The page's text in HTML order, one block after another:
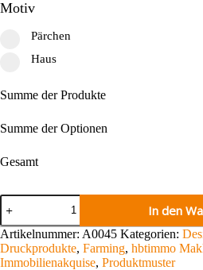
Motiv
Pärchen
Haus
Summe der Produkte
Summe der Optionen
Gesamt
Klapptürhänger
Immobilienakquise
Menge
In den
Artikelnummer: A0045 Kategorien:
Druckprodukte, Farming, hbtimmo
Immobilienakquise, Produktmuster